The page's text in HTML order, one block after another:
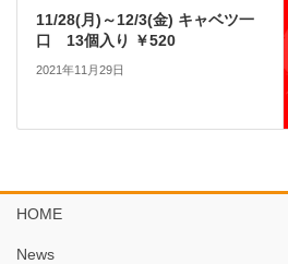
11/28(月)～12/3(金) キャベツ一
口 13個入り ￥520
2021年11月29日
HOME
News